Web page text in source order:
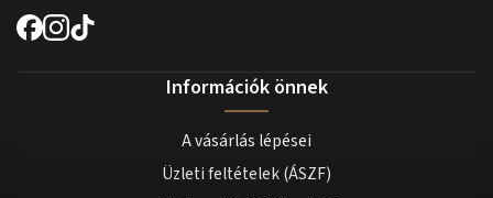
Információk önnek
A vásárlás lépései
Üzleti feltételek (ÁSZF)